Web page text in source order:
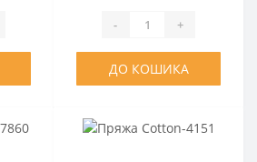
- +
ДО КОШИКА